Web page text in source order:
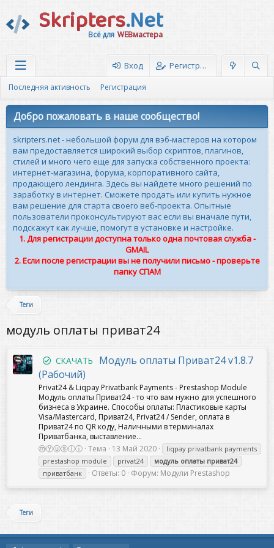
Skripters.Net
Всё для WEBмастера
Вход Регистрация
Последняя активность Регистрация
Добро пожаловать в наше сообщество!
skripters.net - небольшой форум для вэб-мастеров на котором
вам предоставляется широкий выбор скриптов, плагинов,
стилей и много чего еще для запуска собственного проекта:
интернет-магазина, форума, корпоративного сайта,
продающего лендинга. Здесь вы найдете много решений по
заработку в интернет. Сможете продать или купить нужное
вам решение для старта своего веб-проекта. Опытные
пользователи проконсультируют вас если вы вначале пути,
подскажут как лучше, помогут в установке и настройке.
1. Для регистрации доступна только одна почтовая служба -
GMAIL
2. Если после регистрации вы не получили письмо - проверьте
папку СПАМ
Теги
модуль оплаты приват24
СКАЧАТЬ
Модуль оплаты Приват24 v1.8.7
(Рабочий)
Privat24 & Liqpay Privatbank Payments - Prestashop Module
Модуль оплаты Приват24 - то что вам нужно для успешного
бизнеса в Украине. Cпособы оплаты: Пластиковые карты
Visa/Mastercard, Приват24, Privat24 / Sender, оплата в
Приват24 по QR коду, Наличными в терминалах
Приватбанка, выставление...
ⓜⓨⓤⓢⓛⓘ Тема 13 Май 2020
liqpay privatbank payments
prestashop module
privat24 модуль оплаты приват24
приватбанк
Ответы: 0 Форум: Модули Prestashop
Теги